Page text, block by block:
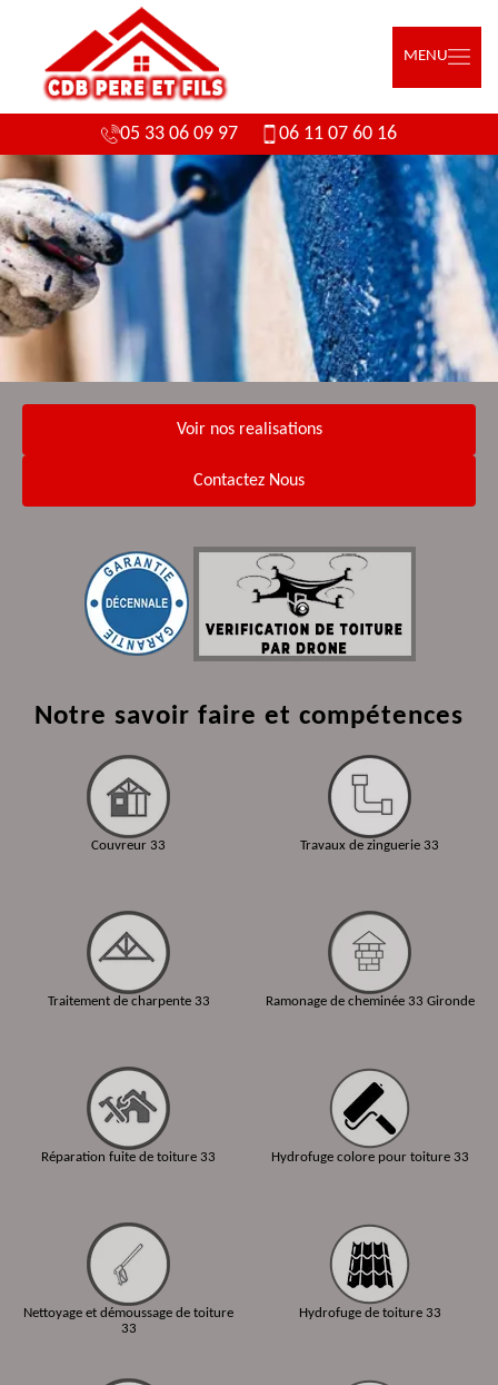
MENU
05 33 06 09 97 06 11 07 60 16
Voir nos realisations
Contactez Nous
Notre savoir faire et compétences
Couvreur 33
Traitement de charpente 33
Réparation fuite de toiture 33
Nettoyage et démoussage de toiture
33
Travaux de zinguerie 33
Ramonage de cheminée 33 Gironde
Hydrofuge colore pour toiture 33
Hydrofuge de toiture 33